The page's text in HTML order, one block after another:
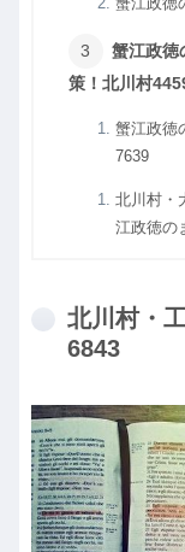
蟹江政徳
策！北川村
蟹江政徳
7639
北川村・
江政徳の
北川村・
6843